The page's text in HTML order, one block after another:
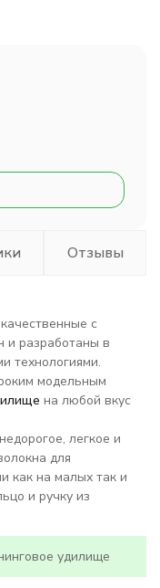
Отзывы
с
и разработаны в
технологиями.
модельным
на любой вкус
легкое и
для
как на малых так и
и ручку из
удилище